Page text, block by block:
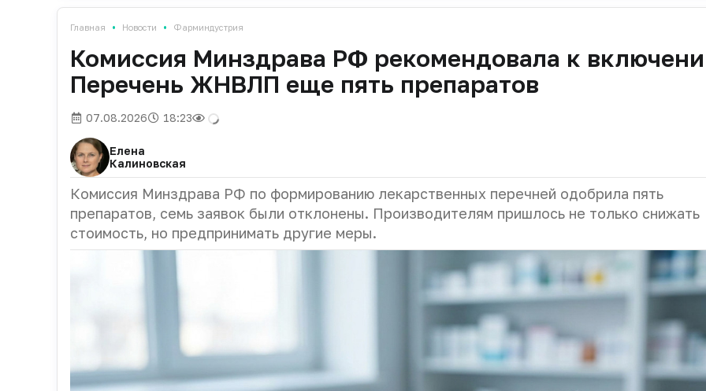
Главная • Новости • Фарминдустрия
Комиссия Минздрава РФ рекомендовала к
Перечень ЖНВЛП еще пять препаратов
07.08.2026 18:23
Елена
Калиновская
Комиссия Минздрава РФ по формированию лекарственных перечней одобрила пять
препаратов, семь заявок были отклонены. Производителям пришлось не только снижать
стоимость, но предпринимать другие меры.